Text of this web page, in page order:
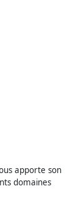
apporte son
domaines